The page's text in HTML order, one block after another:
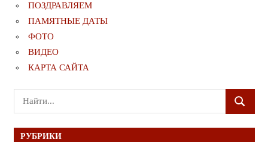
ПОЗДРАВЛЯЕМ
ПАМЯТНЫЕ ДАТЫ
ФОТО
ВИДЕО
КАРТА САЙТА
Поиск
для:
ПОИСК
РУБРИКИ